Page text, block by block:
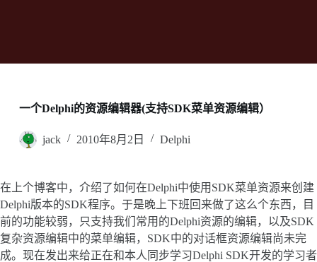
一个Delphi的资源编辑器(支持SDK菜单资源编辑）
jack 2010年8月2日 Delphi
在上个博客中，介绍了如何在Delphi中使用SDK菜单资源来创建
Delphi版本的SDK程序。于是晚上下班回来做了这么个东西，目
前的功能较弱，只支持我们常用的Delphi资源的编辑，以及SDK
复杂资源编辑中的菜单编辑，SDK中的对话框资源编辑尚未完
成。现在发出来给正在和本人同步学习Delphi SDK开发的学习者